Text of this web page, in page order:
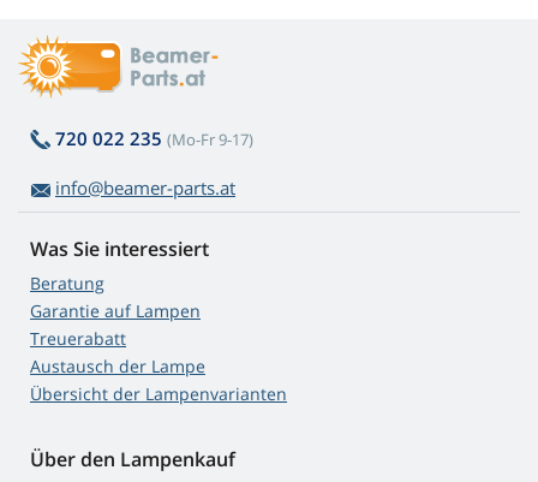
720 022 235 (Mo-Fr 9-17)
info@beamer-parts.at
Was Sie interessiert
Beratung
Garantie auf Lampen
Treuerabatt
Austausch der Lampe
Übersicht der Lampenvarianten
Über den Lampenkauf